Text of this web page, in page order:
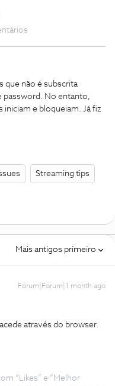
que não é subscrita
password. No entanto,
iniciam e bloqueiam. Já fiz
Streaming tips
Mais antigos primeiro
Forum|Forum|1 month ago
através do browser.
“Likes” e “Melhor